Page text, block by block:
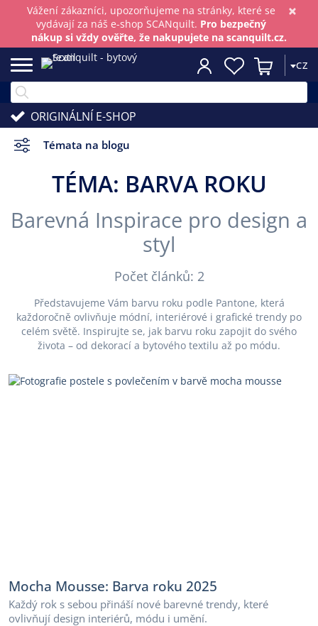
×
Vážení zákazníci, upozorňujeme na stránky, které se
vydávají za náš e-shop SCANquilt. Pro bezpečný
nákup si vždy ověřte, že nakupujete na scanquilt.cz.
CZ
ORIGINÁLNÍ E-SHOP
Témata na blogu
TÉMA: BARVA ROKU
Barevná Inspirace pro design a
styl
Počet článků: 2
Představujeme Vám barvu roku podle Pantone, která
každoročně ovlivňuje módní, interiérové i grafické trendy po
celém světě. Inspirujte se, jak barvu roku zapojit do svého
života – od dekorací a bytového textilu až po módu.
Mocha Mousse: Barva roku 2025
Každý rok s sebou přináší nové barevné trendy, které
ovlivňují design interiérů, módu i umění.